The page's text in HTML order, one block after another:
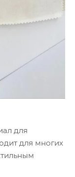
для
для многих